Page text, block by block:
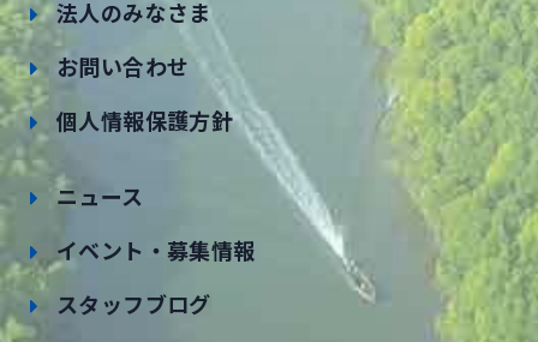
法人のみなさま
お問い合わせ
個人情報保護方針
ニュース
イベント・募集情報
スタッフブログ